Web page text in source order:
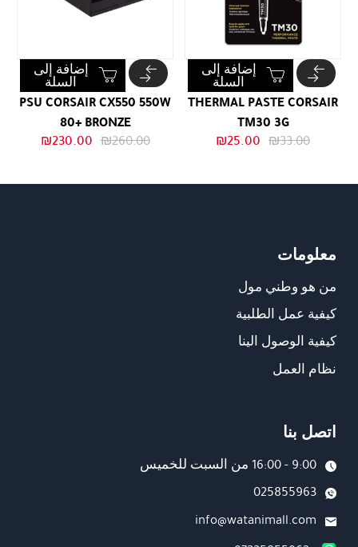
THERMAL PASTE CORSAIR
TM30 3G
₪33.00
السعر ₪25.00
إضافة إلى
السلة
PSU CORSAIR CX550 550W
80+ BRONZE
₪260.00
السعر ₪230.00
إضافة إلى
السلة
معلومات
من هو وطني مول
كيفية عمل الطلبية
كيفية الوصول الينا
نظام العمل
اتصل بنا
9:00 - 16:00 من السبت للخميس
025855963
info@watanimall.com